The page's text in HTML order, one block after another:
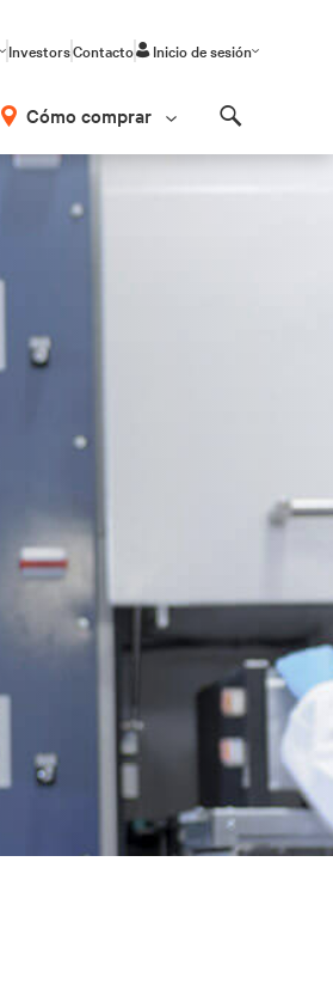
InvestorsContacto Inicio de sesión
Cómo comprar